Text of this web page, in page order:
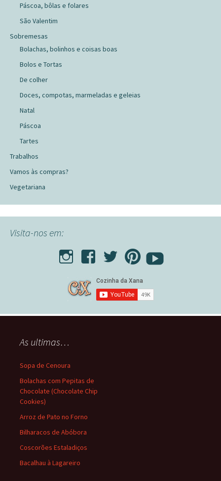
Páscoa, bôlas e folares
São Valentim
Sobremesas
Bolachas, bolinhos e coisas boas
Bolos e Tortas
De colher
Doces, compotas, marmeladas e geleias
Natal
Páscoa
Tartes
Trabalhos
Vamos às compras?
Vegetariana
Visita-nos em:
As ultimas…
Sopa de Cenoura
Bolachas com Pepitas de
Chocolate (Chocolate Chip
Cookies)
Arroz de Pato no Forno
Bilharacos de Abóbora
Coscorões Estaladiços
Bacalhau à Lagareiro